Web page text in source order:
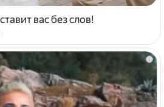
вас без слов!
i